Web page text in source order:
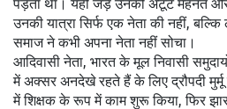
पड़ता था। यही जड़ें उनकी अटूट मेहनत और
उनकी यात्रा सिर्फ एक नेता की नहीं,
समाज ने कभी अपना नेता नहीं सोचा।
आदिवासी नेता, भारत के मूल निवासी
में अक्सर अनदेखे रहते हैंके लिए द्रौपदी
में शिक्षक के रूप में काम शुरू किया, फिर